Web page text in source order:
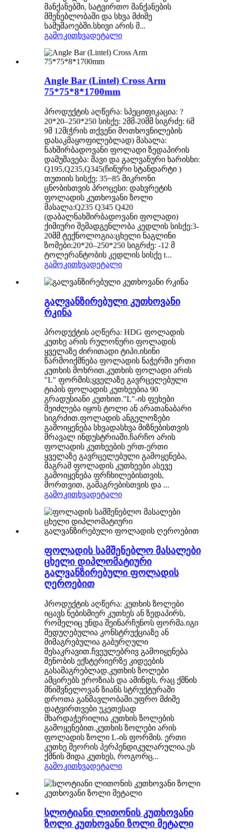
მანქანებში, სატვირთო მანქანების
მშენებლობაში და სხვა მძიმე
სამუშაოებში.სხივი არის მ...
გამოკითხვადეტალი
Angle Bar (Lintel) Cross Arm
75*75*8*1700mm
პროდუქტის აღწერა: სპეციფიკაცია: ?
20*20–250*250 სისქე: 2მმ-20მმ სიგრძე: 6მ
9მ 12მ(ჭრის თქვენი მოთხოვნილების
დასაკმაყოფილებლად) მასალა:
ნახშირბადოვანი ფოლადი ზედაპირის
დამუშავება: შავი და გალვანური ხარისხი:
Q195,Q235,Q345(ჩინური სტანდარტი )
თუთიის სისქე: 35~85 მიკრონი
ცნობისთვის პროცესი: დახვრეტის
ფოლადის კუთხოვანი ზოლი
მასალა:Q235 Q345 Q420
(დაბალნახშირბადოვანი ფოლადი)
ქიმიური შემადგენლობა კედლის სისქე:3-
20მმ ტექნოლოგია:ცხელი ნაგლინი
ზომები:20*20–250*250 სიგრძე: -12 მ
ტოლერანტობის კედლის სისქე t...
გამოკითხვადეტალი
გალვანზირებული კუთხოვანი
რკინა
პროდუქტის აღწერა: HDG ფოლადის
კუთხე არის რულონური ფოლადის
ყველაზე ძირითადი ტიპი.ისინი
წარმოიქმნება ფოლადის ნაჭერში ერთი
კუთხის მოხრით.კუთხის ფოლადი არის
"L" ფორმის;ყველაზე გავრცელებული
ტიპის ფოლადის კუთხეებია 90
გრადუსიანი კუთხით."L"-ის ფეხები
შეიძლება იყოს ტოლი ან არათანაბარი
სიგრძით.ფოლადის ანგელოზები
გამოიყენება სხვადასხვა მიზნებისთვის
მრავალ ინდუსტრიაში.ჩარჩო არის
ფოლადის კუთხეების ერთ-ერთი
ყველაზე გავრცელებული გამოყენება,
მაგრამ ფოლადის კუთხეები ასევე
გამოიყენება ფრჩხილებისთვის,
მორთვით, გამაგრებისთვის და ...
გამოკითხვადეტალი
ფოლადის სამშენებლო მასალები
ცხელი დიპლომატიური
გალვანზირებული ფოლადის
ღეროებით
პროდუქტის აღწერა: კუთხის ზოლები
იცავს ნებისმიერ კუთხეს ან ზედაპირს,
რომელიც უნდა შეინარჩუნოს ფორმა.იგი
შედუღებულია კონსტრუქციაზე ან
მიმაგრებულია გაბურღული
შესაკრავით.ჩვეულებრივ გამოიყენება
შენობის ექსტერიერზე კიდეების
გასამაგრებლად.კუთხის ზოლები
ამცირებს ეროზიას და ამინდს, რაც ქმნის
მნიშვნელოვან ზიანს სტრუქტურაში
დროთა განმავლობაში.უფრო მძიმე
დატვირთვები უკეთესად
მხარდაჭერილია კუთხის ზოლების
გამოყენებით.კუთხის ზოლები არის
ფოლადის ზოლი L-ის ფორმის. ერთი
კუთხე მეორის პერპენდიკულარულია.ეს
ქმნის შიდა კუთხეს, როგორც...
გამოკითხვადეტალი
სლოტიანი ლითონის კუთხოვანი
ზოლი კუთხოვანი ზოლი მეტალი